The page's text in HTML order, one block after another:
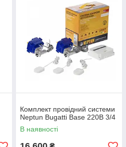
Комплект провідний системи
Neptun Bugatti Base 220B 3/4
В наявності